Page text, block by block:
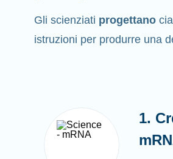
Gli scienziati progettano
istruzioni per produrre una
1.